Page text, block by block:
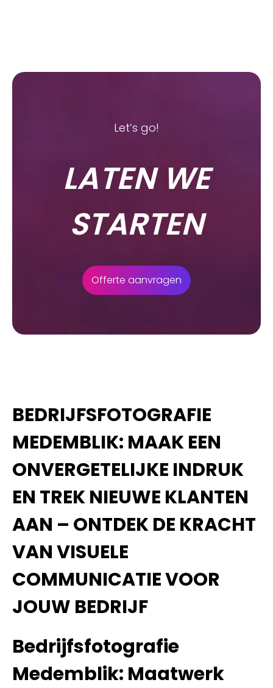
Let’s go!
LATEN WE
STARTEN
Offerte aanvragen
BEDRIJFSFOTOGRAFIE
MEDEMBLIK: MAAK EEN
ONVERGETELIJKE INDRUK
EN TREK NIEUWE KLANTEN
AAN – ONTDEK DE KRACHT
VAN VISUELE
COMMUNICATIE VOOR
JOUW BEDRIJF
Bedrijfsfotografie
Medemblik: Maatwerk